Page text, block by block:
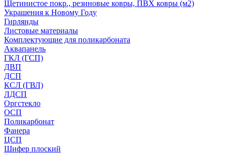
Щетинистое покр., резиновые ковры, ПВХ ковры (м2)
Украшения к Новому Году
Гирлянды
Листовые материалы
Комплектующие для поликарбоната
Аквапанель
ГКЛ (ГСП)
ДВП
ДСП
КСЛ (ГВЛ)
ЛДСП
Оргстекло
ОСП
Поликарбонат
Фанера
ЦСП
Шифер плоский